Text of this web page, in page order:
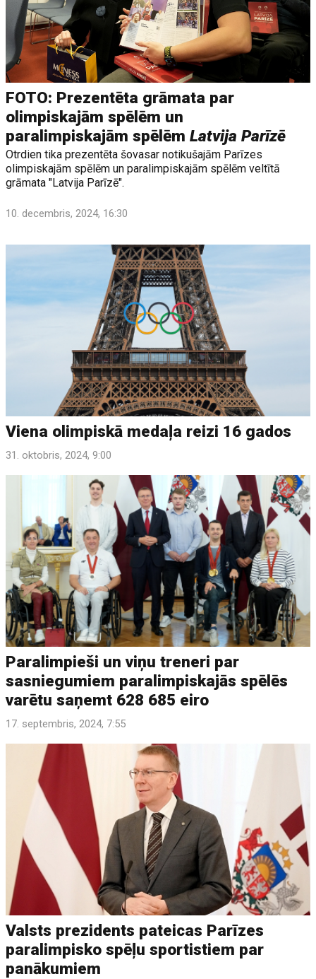
FOTO: Prezentēta grāmata par
olimpiskajām spēlēm un
paralimpiskajām spēlēmLatvija Parīzē
Otrdien tika prezentēta šovasar notikušajām Parīzes
olimpiskajām spēlēm un paralimpiskajām spēlēm veltītā
grāmata "Latvija Parīzē".
10. decembris, 2024, 16:30
Viena olimpiskā medaļa reizi 16 gados
31. oktobris, 2024, 9:00
Paralimpieši un viņu treneri par
sasniegumiem paralimpiskajās spēlēs
varētu saņemt 628 685 eiro
17. septembris, 2024, 7:55
Valsts prezidents pateicas Parīzes
paralimpisko spēļu sportistiem par
panākumiem